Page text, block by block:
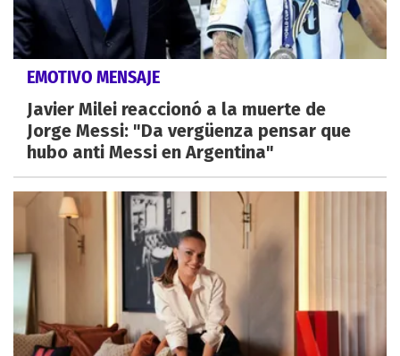
EMOTIVO MENSAJE
Javier Milei reaccionó a la muerte de
Jorge Messi: "Da vergüenza pensar que
hubo anti Messi en Argentina"